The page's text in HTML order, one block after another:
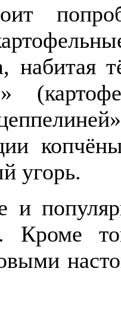
набитая
угорь.
и
Кроме